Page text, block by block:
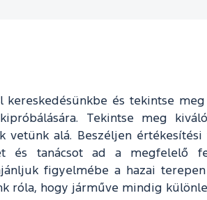
kereskedésünkbe és tekintse
Tekintse meg
vetünk alá. Beszéljen
és tanácsot ad a megfelelő
figyelmébe a hazai
róla, hogy járműve mindig